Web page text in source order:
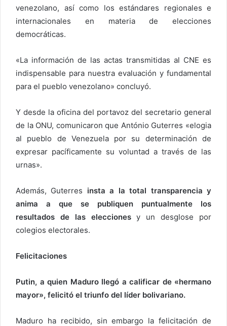
venezolano, así como los estándares regionales e
internacionales en materia de elecciones
democráticas.
«La información de las actas transmitidas al CNE es
indispensable para nuestra evaluación y fundamental
para el pueblo venezolano» concluyó.
Y desde la oficina del portavoz del secretario general
de la ONU, comunicaron que António Guterres «elogia
al pueblo de Venezuela por su determinación de
expresar pacíficamente su voluntad a través de las
urnas».
Además, Guterres insta a la total transparencia y
anima a que se publiquen puntualmente los
resultados de las eleccionesy un desglose por
colegios electorales.
Felicitaciones
Putin, a quien Maduro llegó a calificar de «hermano
mayor», felicitó el triunfo del líder bolivariano.
Maduro ha recibido, sin embargo la felicitación de